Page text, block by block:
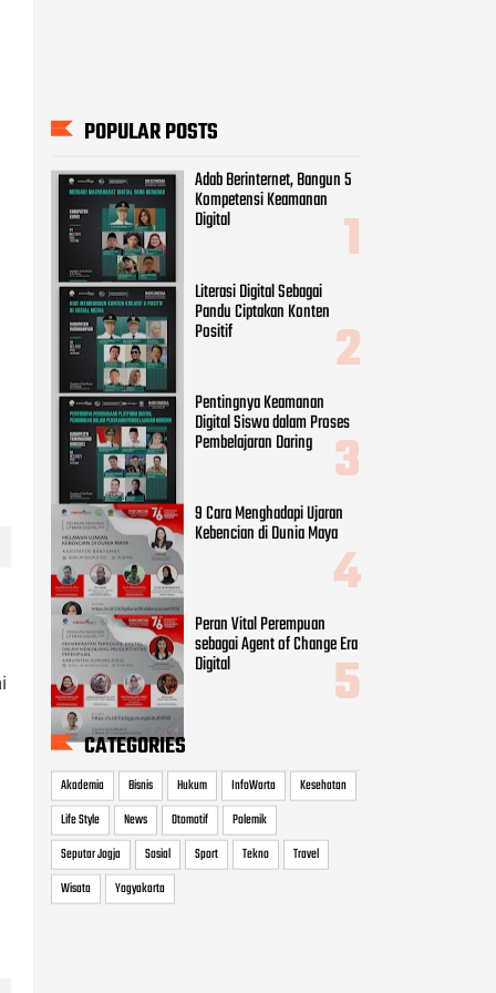
POPULAR POSTS
Adab Berinternet, Bangun 5
Kompetensi Keamanan
Digital
Literasi Digital Sebagai
Pandu Ciptakan Konten
Positif
Pentingnya Keamanan
Digital Siswa dalam Proses
Pembelajaran Daring
9 Cara Menghadapi Ujaran
Kebencian di Dunia Maya
Peran Vital Perempuan
sebagai Agent of Change Era
Digital
CATEGORIES
Akademia Bisnis Hukum InfoWarta
Kesehatan
Life Style
News Otomotif
Polemik
Seputar Jogja
Sosial Sport Tekno
Travel
Wisata
Yogyakarta